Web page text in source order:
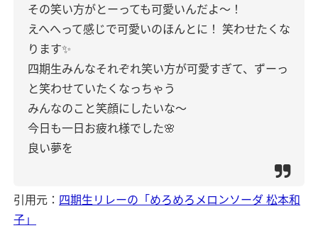
その笑い方がとーっても可愛いんだよ〜！
えへへって感じで可愛いのほんとに！ 笑わせたくな
ります✨
四期生みんなそれぞれ笑い方が可愛すぎて、ずーっ
と笑わせていたくなっちゃう
みんなのこと笑顔にしたいな〜
今日も一日お疲れ様でした🌸
良い夢を
引用元： 四期生リレーの「めろめろメロンソーダ 松本和
子」